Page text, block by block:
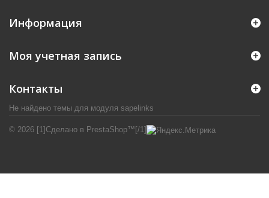
Информация
© 2026 [1]Сделано в PrestaShop™[/1]
Моя учетная запись
Контакты
Не найдено темы для модуля sapelinks